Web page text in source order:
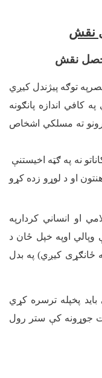
نقش
نقش
توګه پیژندل کیږي
کافي اندازه پانګونه
ته مسلکي اشخاص
نه په ګټه اخیستنې
او د لوړو زده کړو
او انساني کردارپه
اوپه خپل ځان د
کیږي) په بدل
پخپله ترسره کړي
جوړونه کې ستر رول